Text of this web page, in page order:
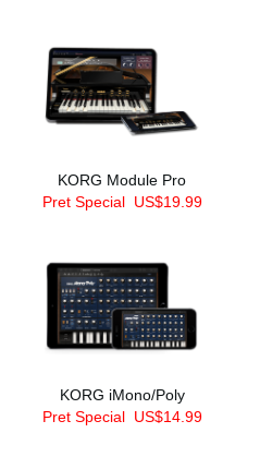
KORG Module Pro
Pret Special US$19.99
KORG iMono/Poly
Pret Special US$14.99